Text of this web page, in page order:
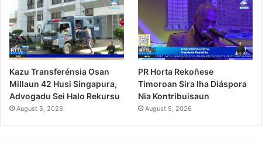
Kazu Transferénsia Osan
Millaun 42 Husi Singapura,
Advogadu Sei Halo Rekursu
August 5, 2026
PR Horta Rekoñese
Timoroan Sira Iha Diáspora
Nia Kontribuisaun
August 5, 2026